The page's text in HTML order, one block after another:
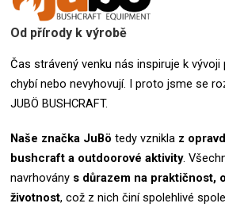
Od přírody k výrobě
Čas strávený venku nás inspiruje k
chybí nebo nevyhovují. I proto jsme se
JUBÖ BUSHCRAFT.
Naše značka JuBö tedy vznikla z
bushcraft a outdoorové aktivity.
navrhovány s důrazem na praktičnost,
životnost, což z nich činí spolehlivé